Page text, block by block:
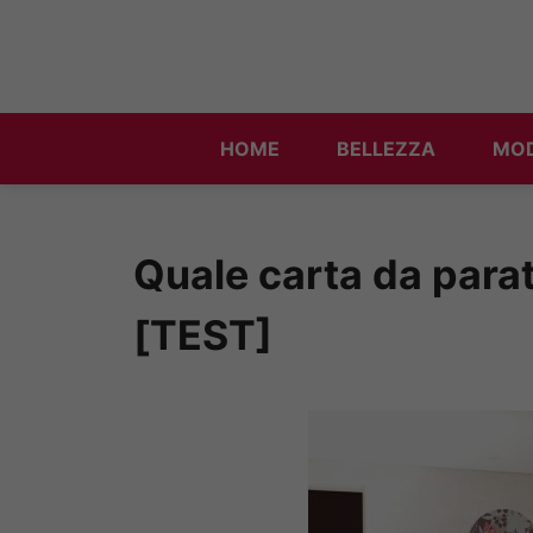
HOME BELLEZZA
Quale carta da
[TEST]